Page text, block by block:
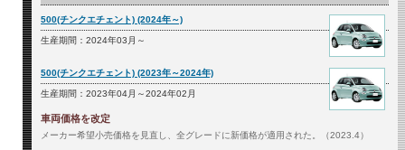
500(チンクエチェント) (2024年～)
生産期間：2024年03月～
500(チンクエチェント) (2023年～2024年)
生産期間：2023年04月～2024年02月
車両価格を改定
メーカー希望小売価格を見直し、全グレードに新価格が適用された。（2023.4）